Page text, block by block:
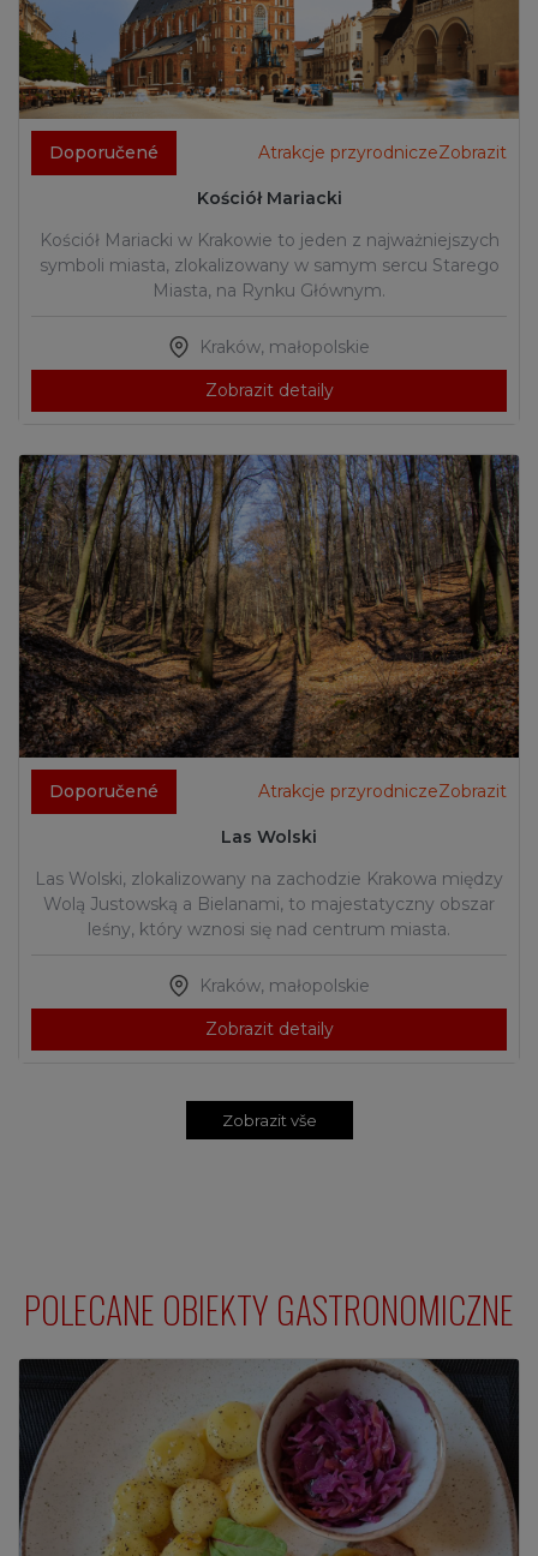
Doporučené Atrakcje przyrodniczeZobrazit
Kościół Mariacki
Kościół Mariacki w Krakowie to jeden z najważniejszych
symboli miasta, zlokalizowany w samym sercu Starego
Miasta, na Rynku Głównym.
Kraków, małopolskie
Zobrazit detaily
Doporučené Atrakcje przyrodniczeZobrazit
Las Wolski
Las Wolski, zlokalizowany na zachodzie Krakowa między
Wolą Justowską a Bielanami, to majestatyczny obszar
leśny, który wznosi się nad centrum miasta.
Kraków, małopolskie
Zobrazit detaily
Zobrazit vše
POLECANE OBIEKTY GASTRONOMICZNE